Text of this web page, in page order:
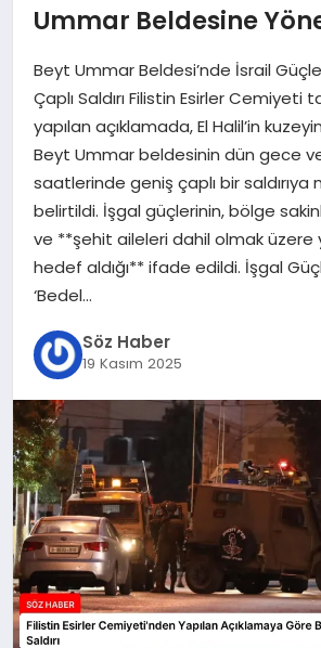
EĞITIM
SAĞLIK
DÜNYA
TEKNOLOJI
SIYASET
YAŞAM
Ummar Beldesine
Beyt Ummar Beldesi’nde İsrail
Çaplı Saldırı Filistin Esirler Cemiyeti
yapılan açıklamada, El Halil’in
Beyt Ummar beldesinin dün gece
saatlerinde geniş çaplı bir saldırıya
belirtildi. İşgal güçlerinin, bölge
ve **şehit aileleri dahil olmak üzere
hedef aldığı** ifade edildi. İşgal
‘Bedel…
Söz Haber
19 Kasım 2025